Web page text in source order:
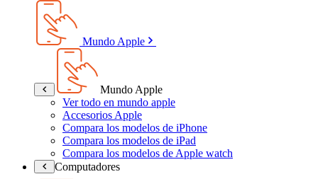
Mundo Apple
Mundo Apple
Ver todo en mundo apple
Accesorios Apple
Compara los modelos de iPhone
Compara los modelos de iPad
Compara los modelos de Apple watch
Computadores